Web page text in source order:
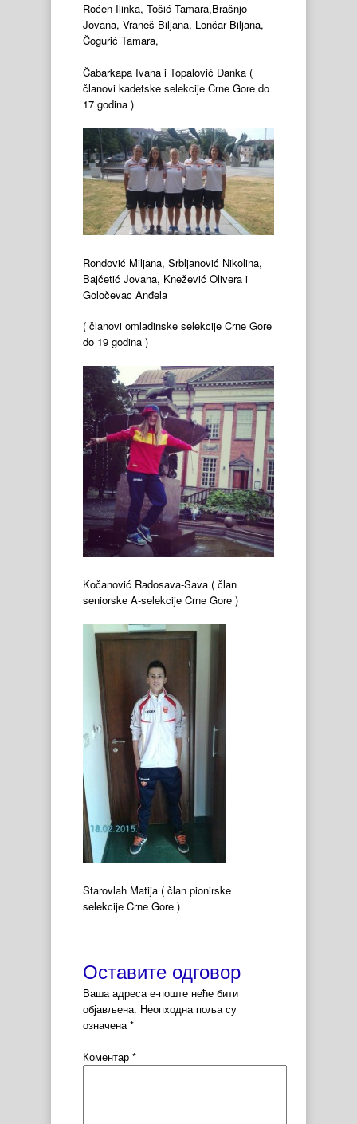
Roćen Ilinka, Tošić Tamara,Brašnjo
Jovana, Vraneš Biljana, Lončar Biljana,
Čogurić Tamara,
Čabarkapa Ivana i Topalović Danka (
članovi kadetske selekcije Crne Gore do
17 godina )
Rondović Miljana, Srbljanović Nikolina,
Bajčetić Jovana, Knežević Olivera i
Goločevac Anđela
( članovi omladinske selekcije Crne Gore
do 19 godina )
Kočanović Radosava-Sava ( član
seniorske A-selekcije Crne Gore )
Starovlah Matija ( član pionirske
selekcije Crne Gore )
Оставите одговор
Ваша адреса е-поште неће бити
објављена. Неопходна поља су
означена*
Коментар *